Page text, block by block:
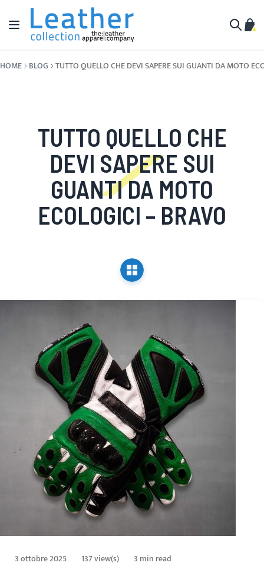
Salta al contenuto
Toggle Nav
HOME BLOG TUTTO QUELLO CHE DEVI SAPERE SUI GUANTI DA MOTO
TUTTO QUELLO CHE
DEVI SAPERE SUI
GUANTI DA MOTO
ECOLOGICI – BRAVO
3 ottobre 2025 137 view(s) 3 min read